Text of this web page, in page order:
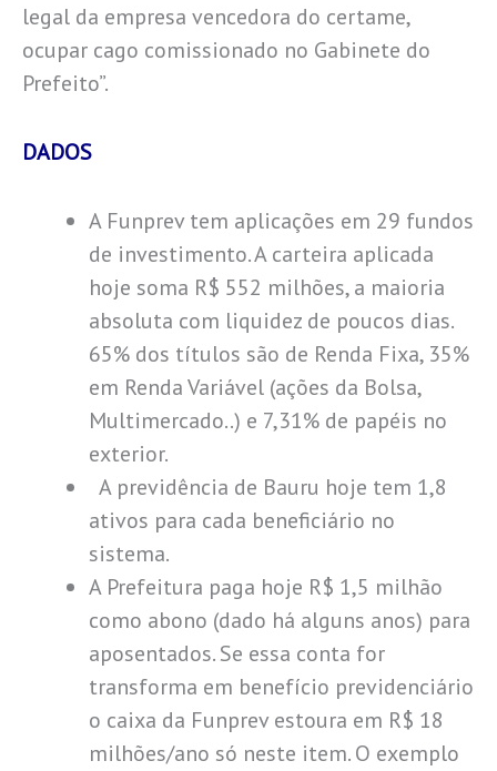
legal da empresa vencedora do certame,
ocupar cago comissionado no Gabinete do
Prefeito”.
DADOS
A Funprev tem aplicações em 29 fundos
de investimento. A carteira aplicada
hoje soma R$ 552 milhões, a maioria
absoluta com liquidez de poucos dias.
65% dos títulos são de Renda Fixa, 35%
em Renda Variável (ações da Bolsa,
Multimercado..) e 7,31% de papéis no
exterior.
A previdência de Bauru hoje tem 1,8
ativos para cada beneficiário no
sistema.
A Prefeitura paga hoje R$ 1,5 milhão
como abono (dado há alguns anos) para
aposentados. Se essa conta for
transforma em benefício previdenciário
o caixa da Funprev estoura em R$ 18
milhões/ano só neste item. O exemplo